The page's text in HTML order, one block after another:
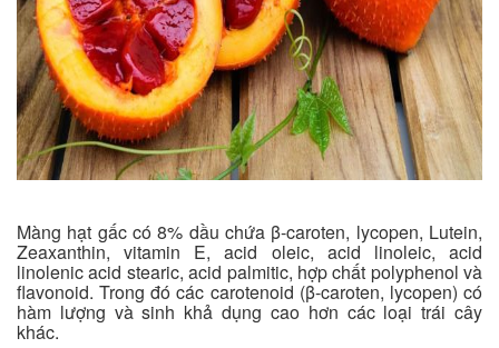
Màng hạt gấc có 8% dầu chứa β-caroten, lycopen, Lutein,
Zeaxanthin, vitamin E, acid oleic, acid linoleic, acid
linolenic acid stearic, acid palmitic, hợp chất polyphenol và
flavonoid. Trong đó các carotenoid (β-caroten, lycopen) có
hàm lượng và sinh khả dụng cao hơn các loại trái cây
khác.